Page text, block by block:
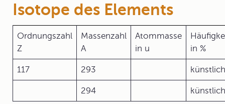
Isotope des Elements
Ordnungszahl
Z
Massenzahl
A
Atommasse
in u
in %
117 293 künstlich
294 künstlich